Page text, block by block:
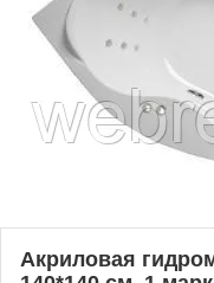
Акриловая